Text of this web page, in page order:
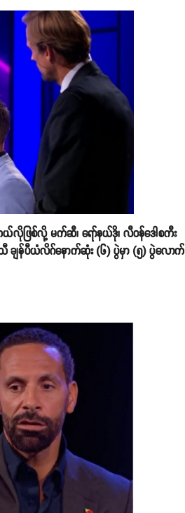
ဖြစ်လို့ မက်ဆီ၊ ရော်နယ်ဒို၊ လီဝန်ဒေါစကီး
ျန်ပီယံလိဂ်နောက်ဆုံး (၆) ပွဲမှာ (၅) ပွဲလောက်